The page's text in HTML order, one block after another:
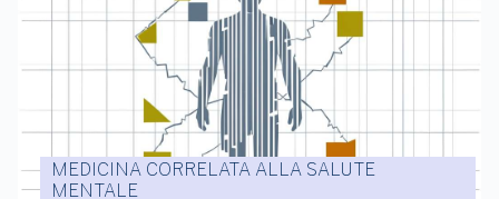
MEDICINA CORRELATA ALLA SALUTE
MENTALE